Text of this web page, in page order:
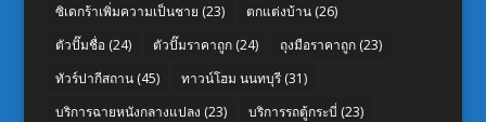
ซิเดกร้าเพิ่มความเป็นชาย (23) ตกแต่งบ้าน(26)
ตัวปั๊มชื่อ(24) ตัวปั๊มราคาถูก(24) ถุงมือราคาถูก(23)
ทัวร์ปากีสถาน(45) ทาวน์โฮม นนทบุรี(31)
บริการฉายหนังกลางแปลง (23) บริการรถตู้กระบี่ (23)